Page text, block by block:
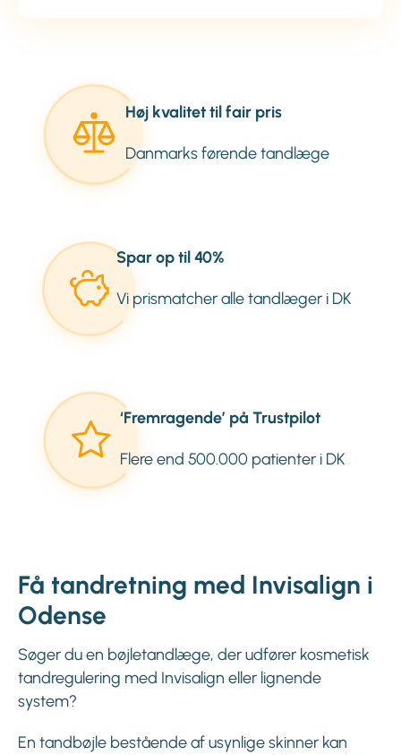
Høj kvalitet til fair pris
Danmarks førende tandlæge
Spar op til 40%
Vi prismatcher alle tandlæger i DK
‘Fremragende’ på Trustpilot
Flere end 500.000 patienter i DK
Få tandretning med Invisalign i
Odense
Søger du en bøjletandlæge, der udfører kosmetisk
tandregulering med Invisalign eller lignende
system?
En tandbøjle bestående af usynlige skinner kan